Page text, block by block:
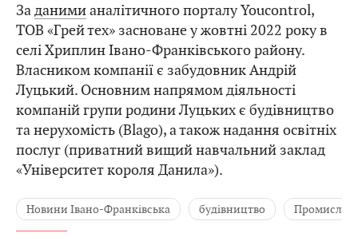
Заданимианалітичного порталу Youcontrol,
ТОВ «Грей тех» засноване у жовтні 2022 року в
селі Хриплин Івано-Франківського району.
Власником компанії є забудовник Андрій
Луцький. Основним напрямом діяльності
компаній групи родини Луцьких є будівництво
та нерухомість (Blago), а також надання освітніх
послуг (приватний вищий навчальний заклад
«Університет короля Данила»).
Новини Івано-Франківська будівництво